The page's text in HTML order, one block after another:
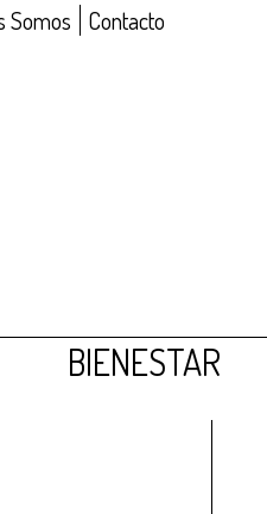
Somos Contacto
BIENESTAR